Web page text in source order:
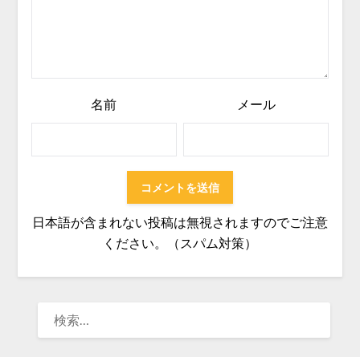
名前 メール
日本語が含まれない投稿は無視されますのでご注意
ください。（スパム対策）